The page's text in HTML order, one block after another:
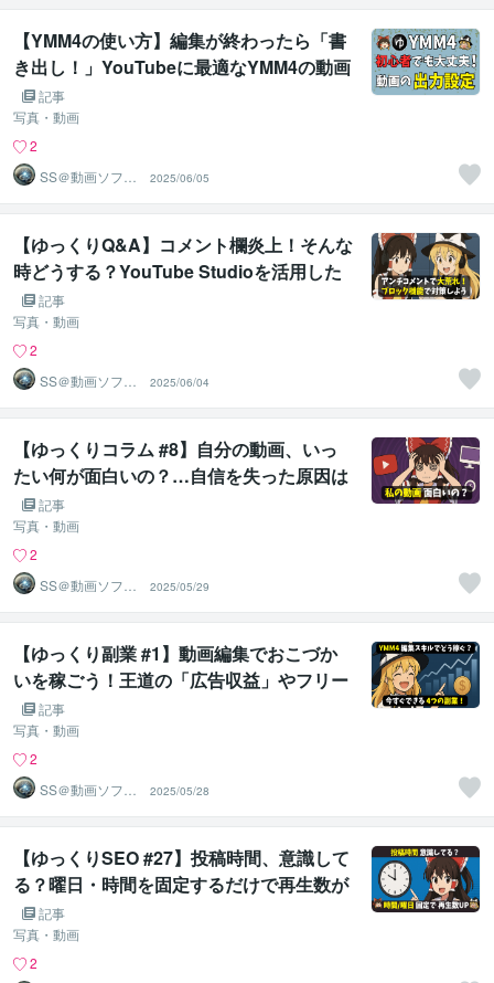
【YMM4の使い方】編集が終わったら「書
き出し！」YouTubeに最適なYMM4の動画
出力設定を教えます。解像度・ビットレー
ト・その他設定もわかりやすく解説（2025
年最新版）
記事
写真・動画
2
SS＠動画ソフト
ウェアエンジニ
ア
2025/06/05
【ゆっくりQ&A】コメント欄炎上！そんな
時どうする？YouTube Studioを活用した
アンチ・荒らしの安全な対策！初心者でも
すぐできるコメ欄対策を紹介します
記事
写真・動画
2
SS＠動画ソフト
ウェアエンジニ
ア
2025/06/04
【ゆっくりコラム #8】自分の動画、いっ
たい何が面白いの？…自信を失った原因は
「主観疲れ」かも！3つの対策で感覚を整
えよう
記事
写真・動画
2
SS＠動画ソフト
ウェアエンジニ
ア
2025/05/29
【ゆっくり副業 #1】動画編集でおこづか
いを稼ごう！王道の「広告収益」やフリー
ランスの「スキル販売」など、YMM4を学
んでできる副業を紹介…初心者向け注意事
項もしっかり教えます！
記事
写真・動画
2
SS＠動画ソフト
ウェアエンジニ
ア
2025/05/28
【ゆっくりSEO #27】投稿時間、意識して
る？曜日・時間を固定するだけで再生数が
増えるんです！YouTubeの仕組みとおすす
め時間帯を解説します
記事
写真・動画
2